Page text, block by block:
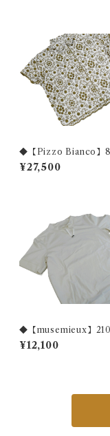
◆【Pizzo Bianco】
フラワー刺繡フレンチ
ブブラウス ◆
¥27,500
◆【musemieux】
配色綿100％カットソ
¥12,100